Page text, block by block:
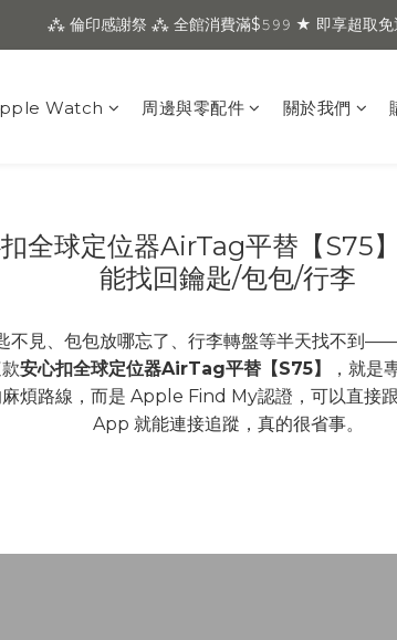
⁂ 倫印感謝祭 ⁂ 全館消費滿$𝟻𝟿𝟿 ★ 即享超取免
Watch 周邊與零配件 關於我們
全球定位器AirTag平替【
能找回鑰匙/包包/行李
不見、包包放哪忘了、行李轉盤等半天找不到
安心扣全球定位器AirTag平替【S75】
，就是
煩路線，而是 Apple Find My認證，可以直接
App 就能連接追蹤，真的很省事。